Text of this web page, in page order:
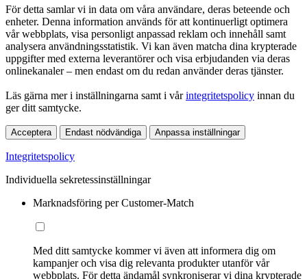
För detta samlar vi in data om våra användare, deras beteende och
enheter. Denna information används för att kontinuerligt optimera
vår webbplats, visa personligt anpassad reklam och innehåll samt
analysera användningsstatistik. Vi kan även matcha dina krypterade
uppgifter med externa leverantörer och visa erbjudanden via deras
onlinekanaler – men endast om du redan använder deras tjänster.
Läs gärna mer i inställningarna samt i vårintegritetspolicy innan du
ger ditt samtycke.
Acceptera Endast nödvändiga Anpassa inställningar
Integritetspolicy
Individuella sekretessinställningar
Marknadsföring per Customer-Match
Med ditt samtycke kommer vi även att informera dig om
kampanjer och visa dig relevanta produkter utanför vår
webbplats. För detta ändamål synkroniserar vi dina krypterade